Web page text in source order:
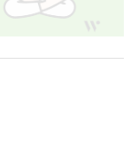
www.fenrir-
ョナルクライアン
ョンから業務シス